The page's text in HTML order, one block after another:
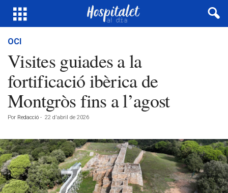
OCI
Visites guiades a la
fortificació ibèrica de
Montgròs fins a l’agost
Por Redacció - 22 d'abril de 2026